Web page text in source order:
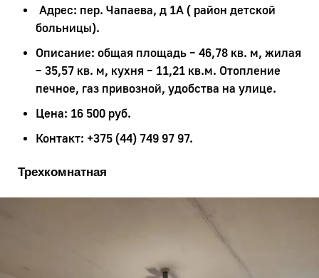
Адрес: пер. Чапаева, д 1А ( район детской
больницы).
Описание: общая площадь – 46,78 кв. м, жилая
– 35,57 кв. м, кухня – 11,21 кв.м. Отопление
печное, газ привозной, удобства на улице.
Цена: 16 500 руб.
Контакт: +375 (44) 749 97 97.
Трехкомнатная